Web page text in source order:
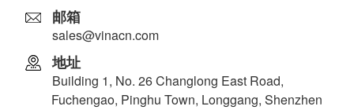
邮箱
sales@vinacn.com
地址
Building 1, No. 26 Changlong East Road,
Fuchengao, Pinghu Town, Longgang, Shenzhen